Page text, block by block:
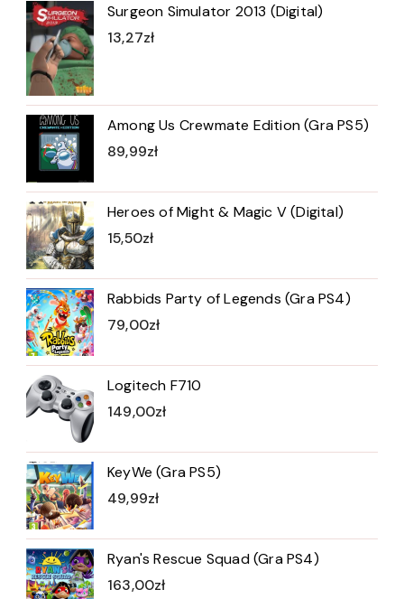
Surgeon Simulator 2013 (Digital)
13,27zł
Among Us Crewmate Edition (Gra PS5)
89,99zł
Heroes of Might & Magic V (Digital)
15,50zł
Rabbids Party of Legends (Gra PS4)
79,00zł
Logitech F710
149,00zł
KeyWe (Gra PS5)
49,99zł
Ryan's Rescue Squad (Gra PS4)
163,00zł